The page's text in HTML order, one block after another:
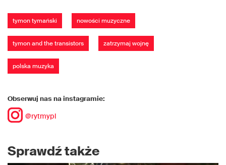
tymon tymański nowości muzyczne
tymon and the transistors zatrzymaj wojnę
polska muzyka
Obserwuj nas na instagramie:
@rytmypl
Sprawdź także